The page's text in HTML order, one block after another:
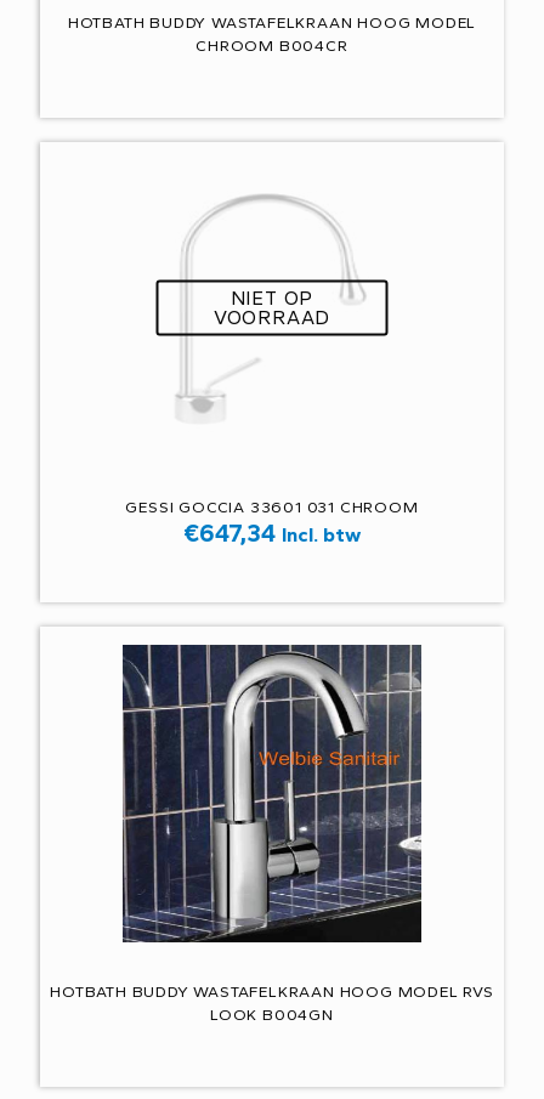
HOTBATH BUDDY WASTAFELKRAAN HOOG MODEL
CHROOM B004CR
NIET OP
VOORRAAD
GESSI GOCCIA 33601 031 CHROOM
€647,34 Incl. btw
HOTBATH BUDDY WASTAFELKRAAN HOOG MODEL RVS
LOOK B004GN